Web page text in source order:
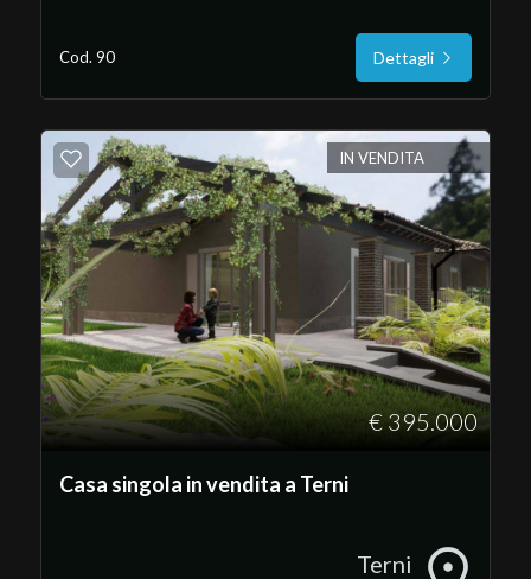
Cod. 90 Dettagli
IN VENDITA
€ 395.000
Casa singola in vendita a Terni
Terni
Locali
minimi
Qualsiasi
1
2